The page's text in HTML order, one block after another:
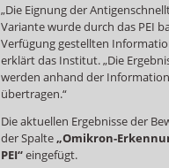
„Die Eignung der
Variante wurde durch das PEI
Verfügung gestellten
erklärt das Institut. „Die
werden anhand der
übertragen.“
Die aktuellen Ergebnisse der
der Spalte„Omikron-
PEI“eingefügt.